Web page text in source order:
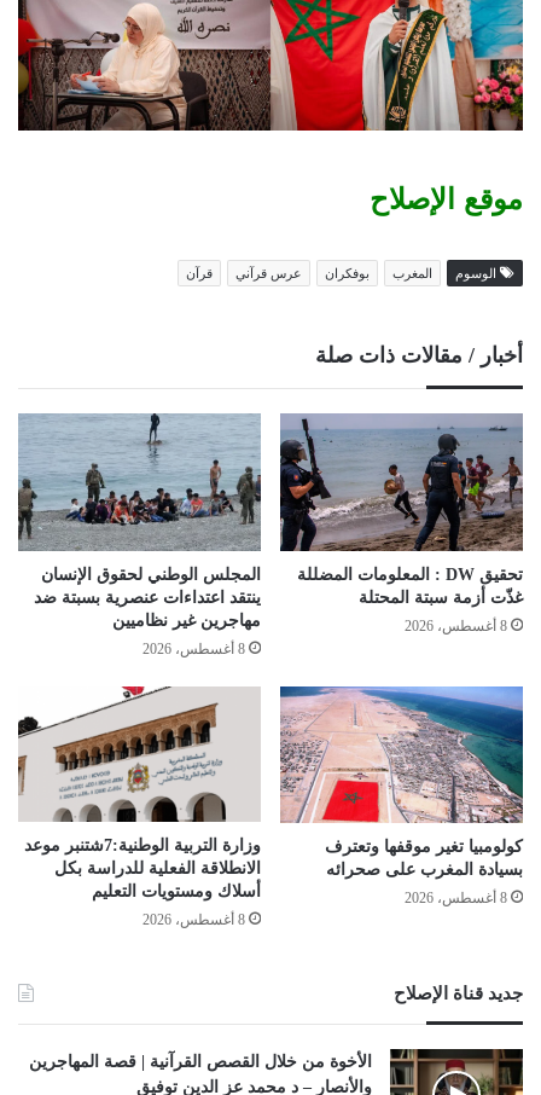
موقع الإصلاح
الوسوم المغرب بوفكران عرس قرآني قرآن
أخبار / مقالات ذات صلة
تحقيق DW : المعلومات المضللة
غذّت أزمة سبتة المحتلة
8 أغسطس، 2026
المجلس الوطني لحقوق الإنسان
ينتقد اعتداءات عنصرية بسبتة ضد
مهاجرين غير نظاميين
8 أغسطس، 2026
كولومبيا تغير موقفها وتعترف
بسيادة المغرب على صحرائه
8 أغسطس، 2026
وزارة التربية الوطنية:7شتنبر موعد
الانطلاقة الفعلیة للدراسة بكل
أسلاك ومستویات التعلیم
8 أغسطس، 2026
جديد قناة الإصلاح
الأخوة من خلال القصص القرآنية | قصة المهاجرين
والأنصار – د محمد عز الدين توفيق